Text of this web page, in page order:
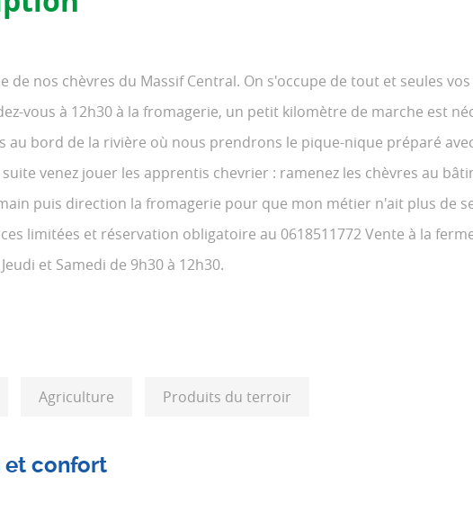
de nos chèvres du Massif Central. On s'occupe de tout et seules
vous à 12h30 à la fromagerie, un petit kilomètre de marche est
au bord de la rivière où nous prendrons le pique-nique préparé
venez jouer les apprentis chevrier : ramenez les chèvres au
puis direction la fromagerie pour que mon métier n'ait plus de
limitées et réservation obligatoire au 0618511772 Vente à la
et Samedi de 9h30 à 12h30.
Agriculture Produits du terroir
et confort